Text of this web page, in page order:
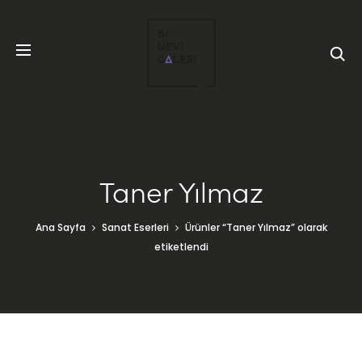
Taner Yılmaz
Ana Sayfa Sanat Eserleri
Ürünler “Taner Yılmaz” olarak
etiketlendi